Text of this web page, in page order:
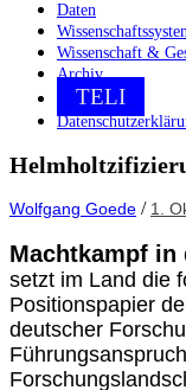
Daten
Wissenschaft &
Archiv
TELI
Wolfgang Goede / 1.
Machtkampf
setzt im Land die
Positionspapier
deutscher